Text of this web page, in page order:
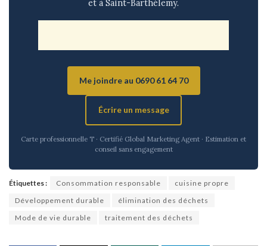
et à Saint-Barthélemy.
Me joindre au 0690 61 64 70
Écrire un message
Carte professionnelle T · Certifié Global Marketing Agent · Estimation et
conseil sans engagement
Étiquettes : Consommation responsable
cuisine propre
Développement durable
élimination des déchets
Mode de vie durable
traitement des déchets